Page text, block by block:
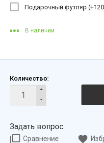
Подарочный футляр (+120
В наличии
Количество:
Задать вопрос
Сравнение